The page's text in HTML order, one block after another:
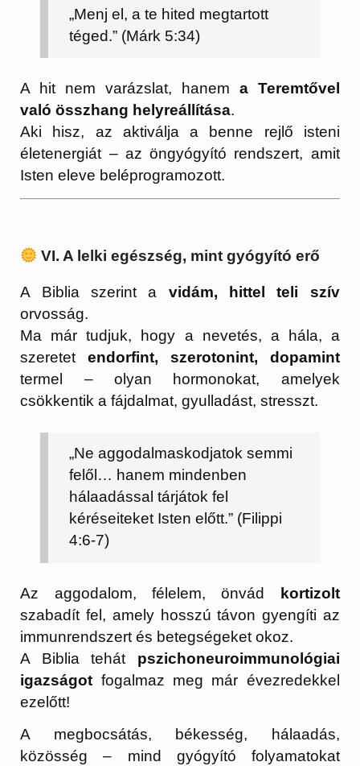
„Menj el, a te hited megtartott
téged.” (Márk 5:34)
A hit nem varázslat, hanem a Teremtővel
való összhang helyreállítása.
Aki hisz, az aktiválja a benne rejlő isteni
életenergiát – az öngyógyító rendszert, amit
Isten eleve beléprogramozott.
VI. A lelki egészség, mint gyógyító erő
A Biblia szerint a vidám, hittel teli szív
orvosság.
Ma már tudjuk, hogy a nevetés, a hála, a
szeretetendorfint, szerotonint, dopamint
termel – olyan hormonokat, amelyek
csökkentik a fájdalmat, gyulladást, stresszt.
„Ne aggodalmaskodjatok semmi
felől… hanem mindenben
hálaadással tárjátok fel
kéréseiteket Isten előtt.” (Filippi
4:6-7)
Az aggodalom, félelem, önvád
kortizolt
szabadít fel, amely hosszú távon gyengíti az
immunrendszert és betegségeket okoz.
A Biblia tehát pszichoneuroimmunológiai
igazságot fogalmaz meg már évezredekkel
ezelőtt!
A megbocsátás, békesség, hálaadás,
közösség – mind gyógyító folyamatokat